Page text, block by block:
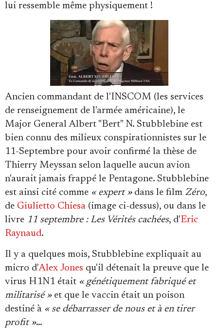
lui ressemble même physiquement !
Ancien commandant de l'INSCOM (les services
de renseignement de l'armée américaine), le
Major General Albert "Bert" N. Stubblebine est
bien connu des milieux conspirationnistes sur le
11-Septembre pour avoir confirmé la thèse de
Thierry Meyssan selon laquelle aucun avion
n'aurait jamais frappé le Pentagone. Stubblebine
est ainsi cité comme « expert »dans le film Zéro,
de Giulietto Chiesa (image ci-dessus), ou dans le
livre 11 septembre : Les Vérités cachées, d'Eric
Raynaud.
Il y a quelques mois, Stubblebine expliquait au
micro d'Alex Jones qu'il détenait la preuve que le
virus H1N1 était « génétiquement fabriqué et
militarisé »et que le vaccin était un poison
destiné à « se débarrasser de nous et à en tirer
profit »…